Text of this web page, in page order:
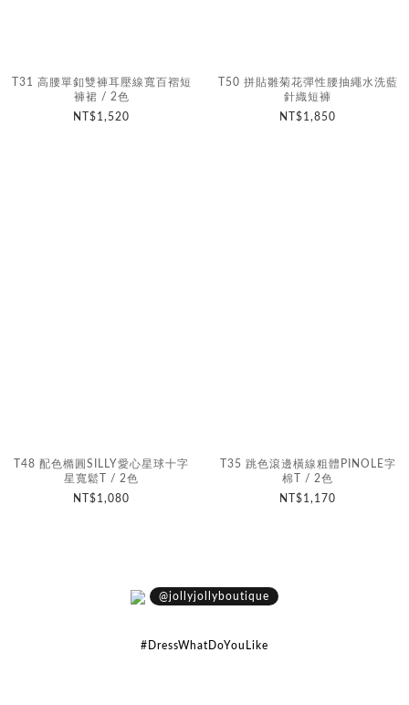
T31 高腰單釦雙褲耳壓線寬百褶短
褲裙 / 2色
NT$1,520
T50 拼貼雛菊花彈性腰抽繩水洗藍
針織短褲
NT$1,850
T48 配色橢圓SILLY愛心星球十字
星寬鬆T / 2色
NT$1,080
T35 跳色滾邊橫線粗體PINOLE字
棉T / 2色
NT$1,170
@jollyjollyboutique
#DressWhatDoYouLike